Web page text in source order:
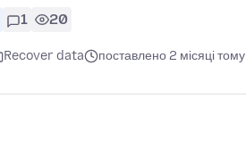
1 20
Recover data поставлено 2 місяці тому